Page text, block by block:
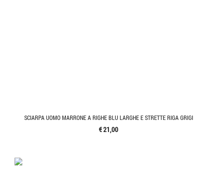
SCIARPA UOMO MARRONE A RIGHE BLU LARGHE E STRETTE RIGA GRIGI
€ 21,00